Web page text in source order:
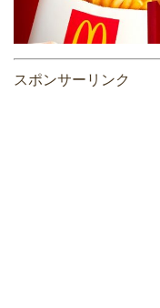
スポンサーリンク